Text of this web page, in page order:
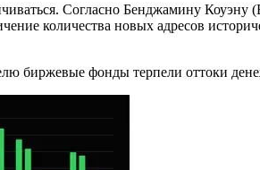
Согласно Бенджамину Коуэну
количества новых адресов
биржевые фонды терпели оттоки